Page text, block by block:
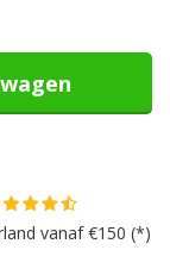
vanaf €150 (*)